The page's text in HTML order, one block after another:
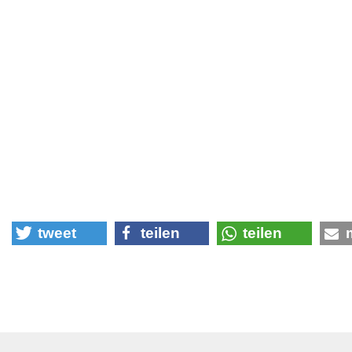
tweet teilen teilen